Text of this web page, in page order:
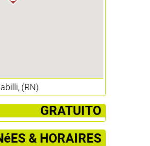
(RN)
­ GRATUITO
& HORAIRES